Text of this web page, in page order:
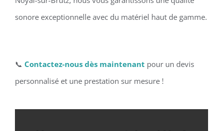
sonore exceptionnelle avec du matériel haut de gamme.
📞 Contactez-nous dès maintenant pour un devis
personnalisé et une prestation sur mesure !